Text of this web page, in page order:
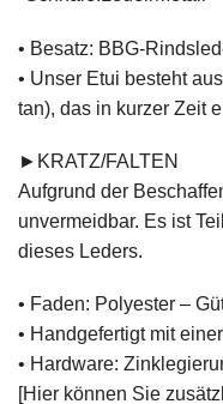
• Besatz: BBG-
• Unser Etui besteht
tan), das in kurzer Zeit
►KRATZ/FALTEN
Aufgrund der
unvermeidbar. Es ist
dieses Leders.
• Faden: Polyester –
• Handgefertigt mit
• Hardware:
[Hier können Sie